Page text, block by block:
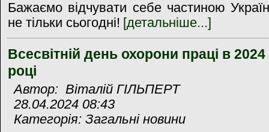
Бажаємо відчувати себе частиною
не тільки сьогодні! [детальніше...]
Всесвітній день охорони праці в 2024
році
Автор: Віталій ГІЛЬПЕРТ
28.04.2024 08:43
Категорія: Загальні новини